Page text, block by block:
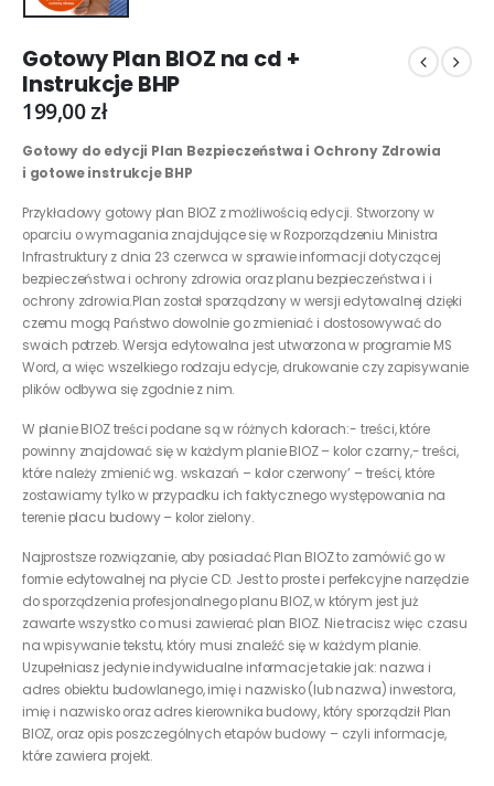
Gotowy Plan BIOZ na cd +
Instrukcje BHP
199,00zł
Gotowy do edycji Plan Bezpieczeństwa i Ochrony Zdrowia
i gotowe instrukcje BHP
Przykładowy gotowy plan BIOZ z możliwością edycji. Stworzony w
oparciu o wymagania znajdujące się w Rozporządzeniu Ministra
Infrastruktury z dnia 23 czerwca w sprawie informacji dotyczącej
bezpieczeństwa i ochrony zdrowia oraz planu bezpieczeństwa i i
ochrony zdrowia.Plan został sporządzony w wersji edytowalnej dzięki
czemu mogą Państwo dowolnie go zmieniać i dostosowywać do
swoich potrzeb. Wersja edytowalna jest utworzona w programie MS
Word, a więc wszelkiego rodzaju edycje, drukowanie czy zapisywanie
plików odbywa się zgodnie z nim.
W planie BIOZ treści podane są w różnych kolorach:- treści, które
powinny znajdować się w każdym planie BIOZ – kolor czarny,- treści,
które należy zmienić wg. wskazań – kolor czerwony’ – treści, które
zostawiamy tylko w przypadku ich faktycznego występowania na
terenie placu budowy – kolor zielony.
Najprostsze rozwiązanie, aby posiadać Plan BIOZ to zamówić go w
formie edytowalnej na płycie CD. Jest to proste i perfekcyjne narzędzie
do sporządzenia profesjonalnego planu BIOZ, w którym jest już
zawarte wszystko co musi zawierać plan BIOZ. Nie tracisz więc czasu
na wpisywanie tekstu, który musi znaleźć się w każdym planie.
Uzupełniasz jedynie indywidualne informacje takie jak: nazwa i
adres obiektu budowlanego, imię i nazwisko (lub nazwa) inwestora,
imię i nazwisko oraz adres kierownika budowy, który sporządził Plan
BIOZ, oraz opis poszczególnych etapów budowy – czyli informacje,
które zawiera projekt.